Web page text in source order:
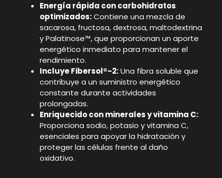
Energía rápida con carbohidratos
optimizados:Contiene una mezcla de
sacarosa, fructosa, dextrosa, maltodextrina
y Palatinose™, que proporcionan un aporte
energético inmediato para mantener el
rendimiento.
Incluye Fibersol®-2:Una fibra soluble que
contribuye a un suministro energético
constante durante actividades
prolongadas.
Enriquecido con minerales y vitamina C:
Proporciona sodio, potasio y vitamina C,
esenciales para apoyar la hidratación y
proteger las células frente al daño
oxidativo.